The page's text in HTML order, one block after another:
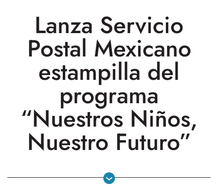
Lanza Servicio
Postal Mexicano
estampilla del
programa
“Nuestros Niños,
Nuestro Futuro”